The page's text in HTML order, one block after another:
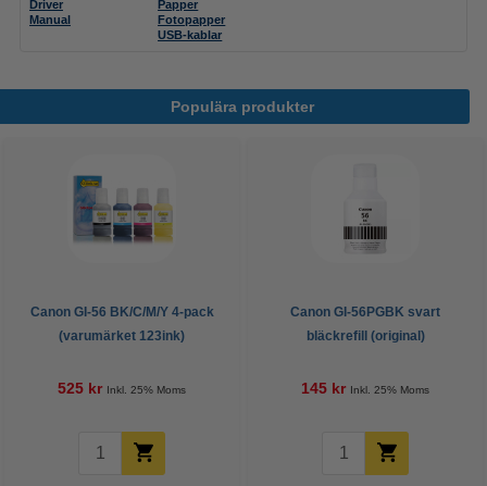
Driver
Manual
Papper
Fotopapper
USB-kablar
Populära produkter
Canon GI-56 BK/C/M/Y 4-pack
(varumärket 123ink)
525 kr Inkl. 25% Moms
Canon GI-56PGBK svart
bläckrefill (original)
145 kr Inkl. 25% Moms